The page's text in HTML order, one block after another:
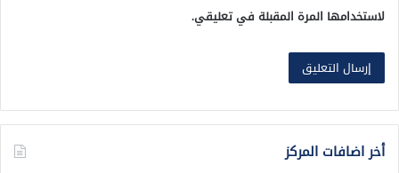
لاستخدامها المرة المقبلة في تعليقي.
أخر اضافات المركز